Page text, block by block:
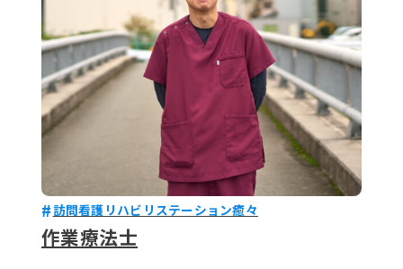
ENTRY 079-
(
訪問看護リハビリステーション癒々
作業療法士